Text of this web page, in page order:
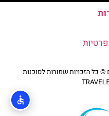
פרטיות
כל הזכויות שמורות לסוכנות